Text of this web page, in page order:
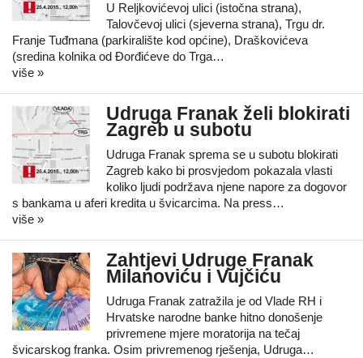
U Reljkovićevoj ulici (istočna strana),
Talovčevoj ulici (sjeverna strana), Trgu dr.
Franje Tuđmana (parkiralište kod općine), Draškovićeva
(sredina kolnika od Đorđićeve do Trga…
više »
Udruga Franak želi blokirati
Zagreb u subotu
Udruga Franak sprema se u subotu blokirati
Zagreb kako bi prosvjedom pokazala vlasti
koliko ljudi podržava njene napore za dogovor
s bankama u aferi kredita u švicarcima. Na press…
više »
Zahtjevi Udruge Franak
Milanoviću i Vujčiću
Udruga Franak zatražila je od Vlade RH i
Hrvatske narodne banke hitno donošenje
privremene mjere moratorija na tečaj
švicarskog franka. Osim privremenog rješenja, Udruga…